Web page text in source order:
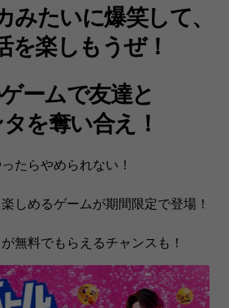
みたいに爆笑して、
を楽しもうぜ！​
ームで友達と
を奪い合え！
たらやめられない！
しめるゲームが期間限定で登場！
無料でもらえるチャンスも！